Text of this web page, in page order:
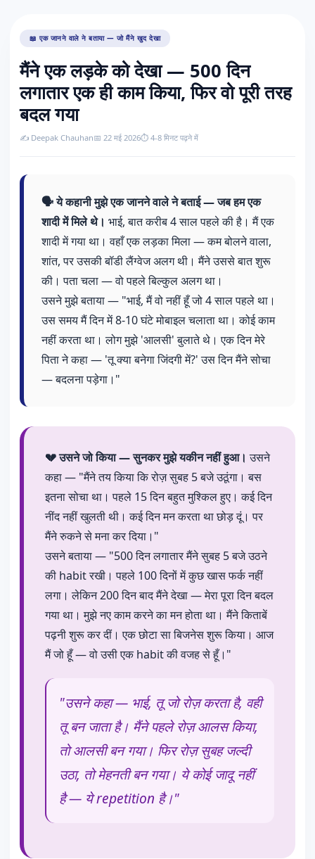
📖 एक जानने वाले ने बताया — जो मैंने खुद देखा
मैंने एक लड़के को देखा — 500 दिन
लगातार एक ही काम किया, फिर वो पूरी तरह
बदल गया
✍️ Deepak Chauhan📅 22 मई 2026⏱️ 4-8 मिनट पढ़ने में
🗣️ ये कहानी मुझे एक जानने वाले ने बताई — जब हम एक
शादी में मिले थे। भाई, बात करीब 4 साल पहले की है। मैं एक
शादी में गया था। वहाँ एक लड़का मिला — कम बोलने वाला,
शांत, पर उसकी बॉडी लैंग्वेज अलग थी। मैंने उससे बात शुरू
की। पता चला — वो पहले बिल्कुल अलग था।
उसने मुझे बताया — "भाई, मैं वो नहीं हूँ जो 4 साल पहले था।
उस समय मैं दिन में 8-10 घंटे मोबाइल चलाता था। कोई काम
नहीं करता था। लोग मुझे 'आलसी' बुलाते थे। एक दिन मेरे
पिता ने कहा — 'तू क्या बनेगा जिंदगी में?' उस दिन मैंने सोचा
— बदलना पड़ेगा।"
💔 उसने जो किया — सुनकर मुझे यकीन नहीं हुआ। उसने
कहा — "मैंने तय किया कि रोज़ सुबह 5 बजे उठूंगा। बस
इतना सोचा था। पहले 15 दिन बहुत मुश्किल हुए। कई दिन
नींद नहीं खुलती थी। कई दिन मन करता था छोड़ दूं। पर
मैंने रुकने से मना कर दिया।"
उसने बताया — "500 दिन लगातार मैंने सुबह 5 बजे उठने
की habit रखी। पहले 100 दिनों में कुछ खास फर्क नहीं
लगा। लेकिन 200 दिन बाद मैंने देखा — मेरा पूरा दिन बदल
गया था। मुझे नए काम करने का मन होता था। मैंने किताबें
पढ़नी शुरू कर दीं। एक छोटा सा बिजनेस शुरू किया। आज
मैं जो हूँ — वो उसी एक habit की वजह से हूँ।"
"उसने कहा — भाई, तू जो रोज़ करता है, वही
तू बन जाता है। मैंने पहले रोज़ आलस किया,
तो आलसी बन गया। फिर रोज़ सुबह जल्दी
उठा, तो मेहनती बन गया। ये कोई जादू नहीं
है — ये repetition है।"